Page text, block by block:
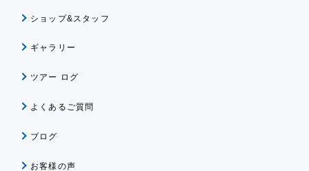
ショップ&スタッフ
ギャラリー
ツアー ログ
よくあるご質問
ブログ
お客様の声